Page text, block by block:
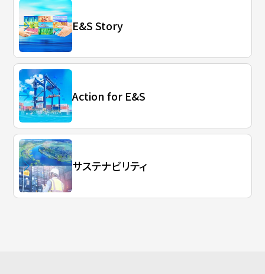
E&S Story
Action for E&S
サステナビリティ